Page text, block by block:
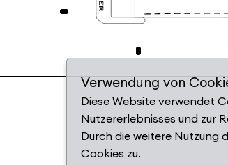
Verwendung von
Diese Website verwendet
Nutzererlebnisses und zur
Durch die weitere Nutzung
Cookies zu.